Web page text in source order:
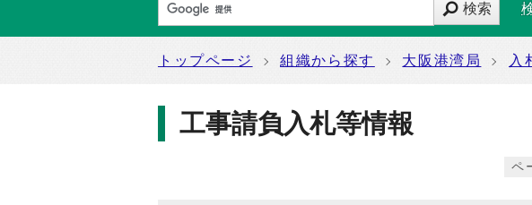
検索
トップページ 組織から探す 大阪港湾局 入
工事請負入札等情報
ペ